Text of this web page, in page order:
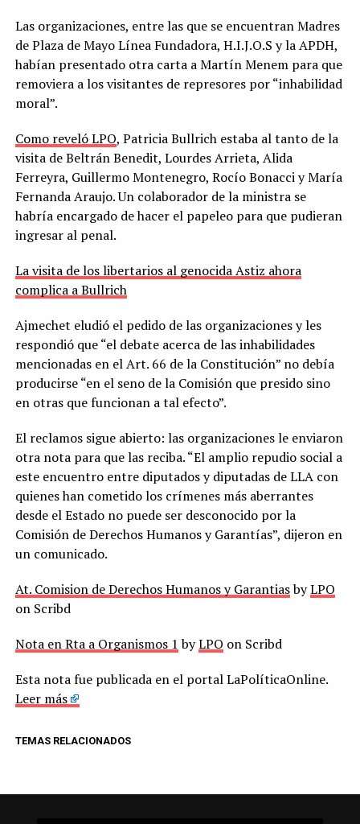
Las organizaciones, entre las que se encuentran Madres
de Plaza de Mayo Línea Fundadora, H.I.J.O.S y la APDH,
habían presentado otra carta a Martín Menem para que
removiera a los visitantes de represores por “inhabilidad
moral”.
Como reveló LPO, Patricia Bullrich estaba al tanto de la
visita de Beltrán Benedit, Lourdes Arrieta, Alida
Ferreyra, Guillermo Montenegro, Rocío Bonacci y María
Fernanda Araujo. Un colaborador de la ministra se
habría encargado de hacer el papeleo para que pudieran
ingresar al penal.
La visita de los libertarios al genocida Astiz ahora
complica a Bullrich
Ajmechet eludió el pedido de las organizaciones y les
respondió que “el debate acerca de las inhabilidades
mencionadas en el Art. 66 de la Constitución” no debía
producirse “en el seno de la Comisión que presido sino
en otras que funcionan a tal efecto”.
El reclamos sigue abierto: las organizaciones le enviaron
otra nota para que las reciba. “El amplio repudio social a
este encuentro entre diputados y diputadas de LLA con
quienes han cometido los crímenes más aberrantes
desde el Estado no puede ser desconocido por la
Comisión de Derechos Humanos y Garantías”, dijeron en
un comunicado.
At. Comision de Derechos Humanos y GarantiasbyLPO
on Scribd
Nota en Rta a Organismos 1 byLPO on Scribd
Esta nota fue publicada en el portal LaPolíticaOnline.
Leer más
TEMAS RELACIONADOS